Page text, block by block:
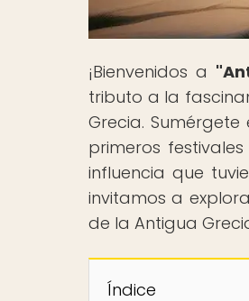
¡Bienvenidos a
tributo a la
Grecia.
primeros
influencia que
invitamos a
de la Antigua
Índice